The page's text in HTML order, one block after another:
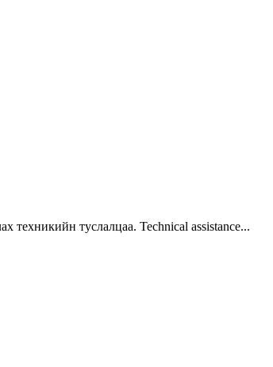
техникийн туслалцаа. Technical assistance...